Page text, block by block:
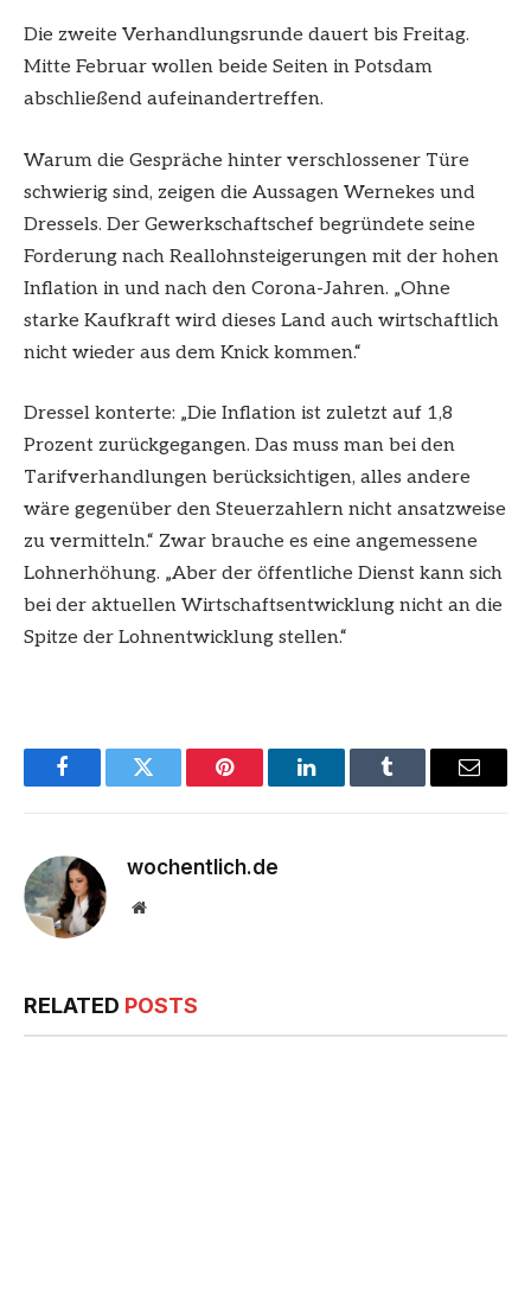
Die zweite Verhandlungsrunde dauert bis Freitag.
Mitte Februar wollen beide Seiten in Potsdam
abschließend aufeinandertreffen.
Warum die Gespräche hinter verschlossener Türe
schwierig sind, zeigen die Aussagen Wernekes und
Dressels. Der Gewerkschaftschef begründete seine
Forderung nach Reallohnsteigerungen mit der hohen
Inflation in und nach den Corona-Jahren. „Ohne
starke Kaufkraft wird dieses Land auch wirtschaftlich
nicht wieder aus dem Knick kommen.“
Dressel konterte: „Die Inflation ist zuletzt auf 1,8
Prozent zurückgegangen. Das muss man bei den
Tarifverhandlungen berücksichtigen, alles andere
wäre gegenüber den Steuerzahlern nicht ansatzweise
zu vermitteln.“ Zwar brauche es eine angemessene
Lohnerhöhung. „Aber der öffentliche Dienst kann sich
bei der aktuellen Wirtschaftsentwicklung nicht an die
Spitze der Lohnentwicklung stellen.“
FacebookTwitter Pinterest LinkedInTumblr Email
wochentlich.de
Website
RELATED POSTS